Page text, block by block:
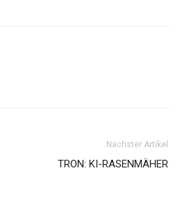
Nächster Artikel
TRON: KI-RASENMÄHER